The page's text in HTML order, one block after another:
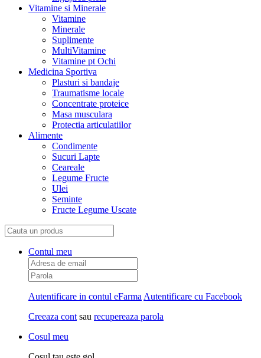
Vitamine si Minerale
Vitamine
Minerale
Suplimente
MultiVitamine
Vitamine pt Ochi
Medicina Sportiva
Plasturi si bandaje
Traumatisme locale
Concentrate proteice
Masa musculara
Protectia articulatiilor
Alimente
Condimente
Sucuri Lapte
Ceareale
Legume Fructe
Ulei
Seminte
Fructe Legume Uscate
Contul meu
Autentificare in contul eFarma Autentificare cu Facebook
Creeaza cont sau recupereaza parola
Cosul meu